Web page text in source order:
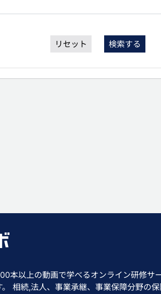
リセット 検索する
本以上の動画で学べるオンライン研修
相続,法人、事業承継、事業保障分野の保